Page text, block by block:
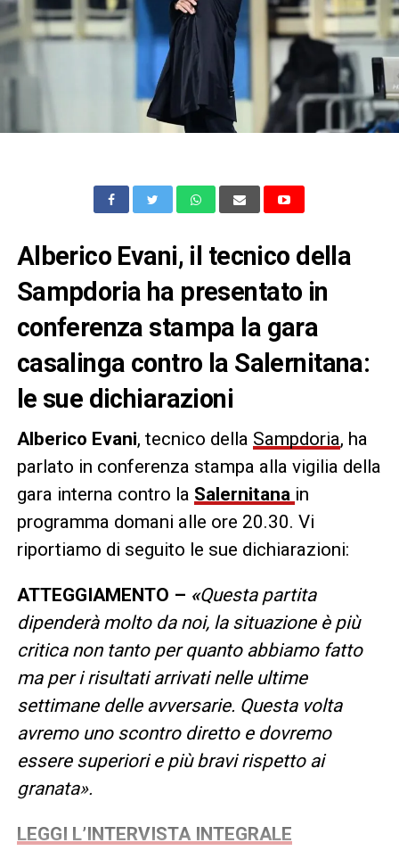
Alberico Evani, il tecnico della
Sampdoria ha presentato in
conferenza stampa la gara
casalinga contro la Salernitana:
le sue dichiarazioni
Alberico Evani, tecnico della Sampdoria, ha
parlato in conferenza stampa alla vigilia della
gara interna contro la Salernitana in
programma domani alle ore 20.30. Vi
riportiamo di seguito le sue dichiarazioni:
ATTEGGIAMENTO – «Questa partita
dipenderà molto da noi, la situazione è più
critica non tanto per quanto abbiamo fatto
ma per i risultati arrivati nelle ultime
settimane delle avversarie. Questa volta
avremo uno scontro diretto e dovremo
essere superiori e più bravi rispetto ai
granata».
LEGGI L’INTERVISTA INTEGRALE